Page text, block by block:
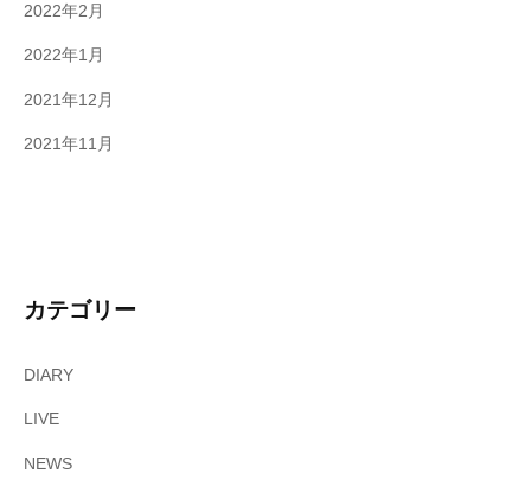
2022年2月
2022年1月
2021年12月
2021年11月
カテゴリー
DIARY
LIVE
NEWS